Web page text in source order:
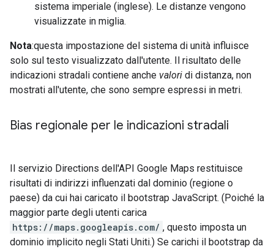
sistema imperiale (inglese). Le distanze vengono
visualizzate in miglia.
Nota:questa impostazione del sistema di unità influisce
solo sul testo visualizzato dall'utente. Il risultato delle
indicazioni stradali contiene anche valori di distanza, non
mostrati all'utente, che sono sempre espressi in metri.
Bias regionale per le indicazioni stradali
Il servizio Directions dell'API Google Maps restituisce
risultati di indirizzi influenzati dal dominio (regione o
paese) da cui hai caricato il bootstrap JavaScript. (Poiché la
maggior parte degli utenti carica
https://maps.googleapis.com/ , questo imposta un
dominio implicito negli Stati Uniti.) Se carichi il bootstrap da